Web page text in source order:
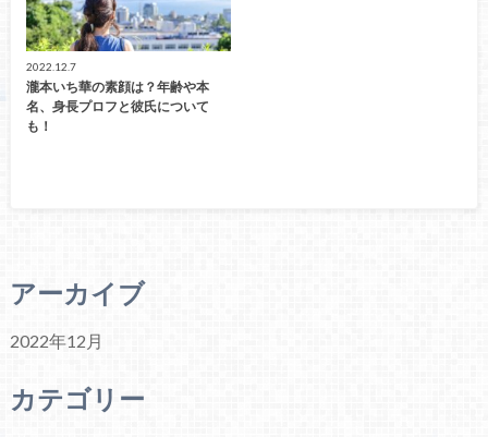
2022.12.7
瀧本いち華の素顔は？年齢や本
名、身長プロフと彼氏について
も！
アーカイブ
2022年12月
カテゴリー